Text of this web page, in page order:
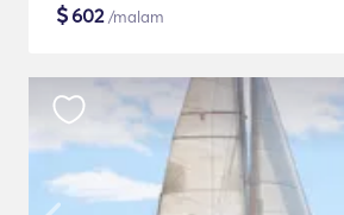
$602/malam